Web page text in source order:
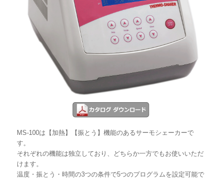
MS-100は【加熱】【振とう】機能のあるサーモシェーカーで
す。
それぞれの機能は独立しており、どちらか一方でもお使いいただ
けます。
温度・振とう・時間の3つの条件で5つのプログラムを設定可能で